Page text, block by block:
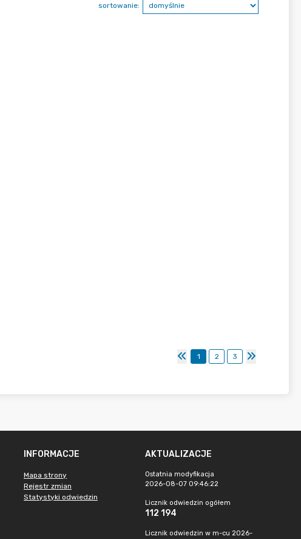
sortowanie:
1 2 3
INFORMACJE
Mapa strony
Rejestr zmian
Statystyki odwiedzin
AKTUALIZACJE
Ostatnia modyfikacja
2026-08-07 09:46:22
Licznik odwiedzin ogółem
112 194
Licznik odwiedzin w m-cu 2026-